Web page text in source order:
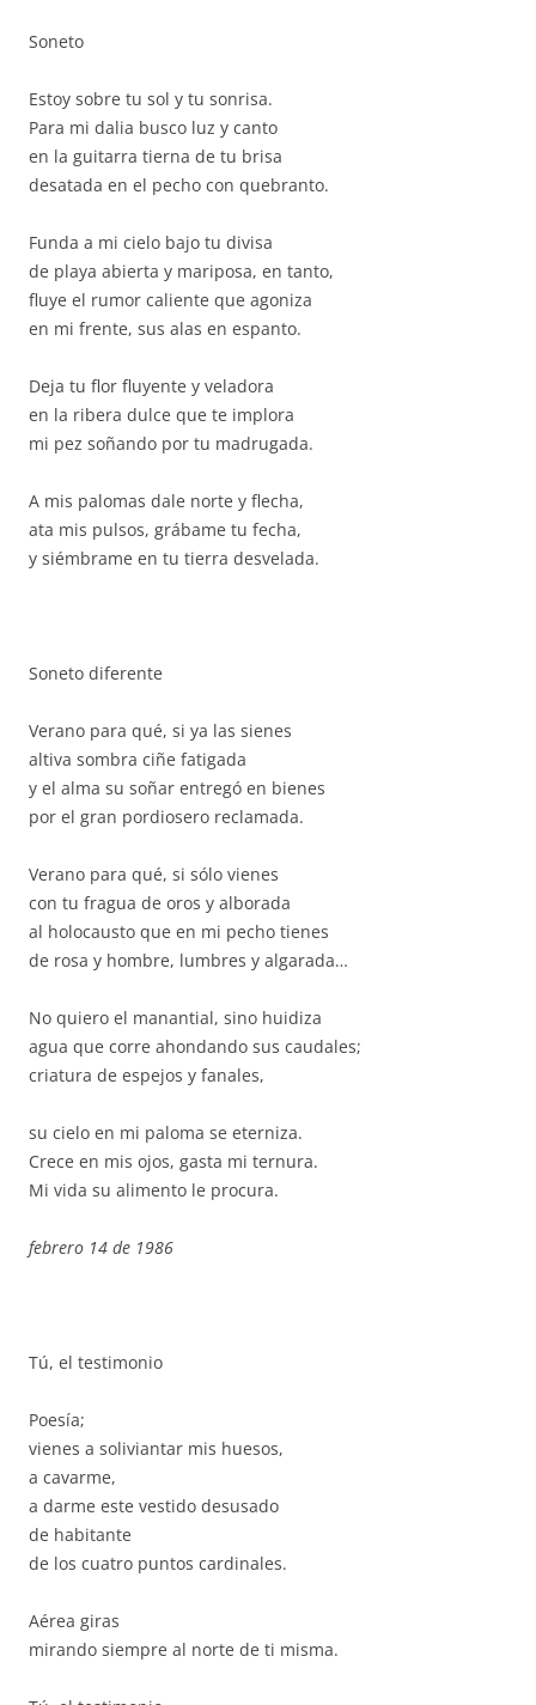
Soneto
Estoy sobre tu sol y tu sonrisa.
Para mi dalia busco luz y canto
en la guitarra tierna de tu brisa
desatada en el pecho con quebranto.
Funda a mi cielo bajo tu divisa
de playa abierta y mariposa, en tanto,
fluye el rumor caliente que agoniza
en mi frente, sus alas en espanto.
Deja tu flor fluyente y veladora
en la ribera dulce que te implora
mi pez soñando por tu madrugada.
A mis palomas dale norte y flecha,
ata mis pulsos, grábame tu fecha,
y siémbrame en tu tierra desvelada.
Soneto diferente
Verano para qué, si ya las sienes
altiva sombra ciñe fatigada
y el alma su soñar entregó en bienes
por el gran pordiosero reclamada.
Verano para qué, si sólo vienes
con tu fragua de oros y alborada
al holocausto que en mi pecho tienes
de rosa y hombre, lumbres y algarada…
No quiero el manantial, sino huidiza
agua que corre ahondando sus caudales;
criatura de espejos y fanales,
su cielo en mi paloma se eterniza.
Crece en mis ojos, gasta mi ternura.
Mi vida su alimento le procura.
febrero 14 de 1986
Tú, el testimonio
Poesía;
vienes a soliviantar mis huesos,
a cavarme,
a darme este vestido desusado
de habitante
de los cuatro puntos cardinales.
Aérea giras
mirando siempre al norte de ti misma.